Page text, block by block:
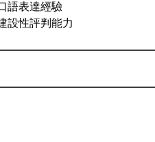
語表達經驗
設性評判能力